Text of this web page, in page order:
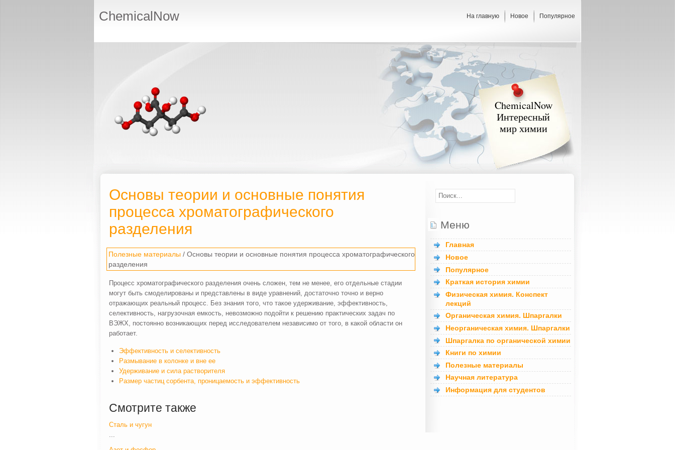
ChemicalNow На главную Новое Популярное
ChemicalNow
Интересный
мир химии
Основы теории и основные понятия
процесса хроматографического
разделения
Полезные материалы / Основы теории и основные понятия процесса хроматографического
разделения
Процесс хроматографического разделения очень сложен, тем не менее, его отдельные стадии
могут быть смоделированы и представлены в виде уравнений, достаточно точно и верно
отражающих реальный процесс. Без знания того, что такое удерживание, эффективность,
селективность, нагрузочная емкость, невозможно подойти к решению практических задач по
ВЭЖХ, постоянно возникающих перед исследователем независимо от того, в какой области он
работает.
Эффективность и селективность
Размывание в колонке и вне ее
Удерживание и сила растворителя
Размер частиц сорбента, проницаемость и эффективность
Смотрите также
Сталь и чугун
...
Меню
Главная
Новое
Популярное
Краткая история химии
Физическая химия. Конспект
лекций
Органическая химия. Шпаргалки
Неорганическая химия. Шпаргалки
Шпаргалка по органической химии
Книги по химии
Полезные материалы
Научная литература
Информация для студентов